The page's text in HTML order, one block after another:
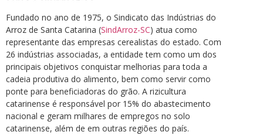
Fundado no ano de 1975, o Sindicato das Indústrias do
Arroz de Santa Catarina (SindArroz-SC) atua como
representante das empresas cerealistas do estado. Com
26 indústrias associadas, a entidade tem como um dos
principais objetivos conquistar melhorias para toda a
cadeia produtiva do alimento, bem como servir como
ponte para beneficiadoras do grão. A rizicultura
catarinense é responsável por 15% do abastecimento
nacional e geram milhares de empregos no solo
catarinense, além de em outras regiões do país.